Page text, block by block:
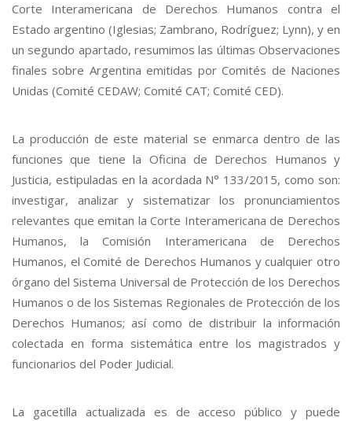
Corte Interamericana de Derechos Humanos contra el
Estado argentino (Iglesias; Zambrano, Rodríguez; Lynn), y en
un segundo apartado, resumimos las últimas Observaciones
finales sobre Argentina emitidas por Comités de Naciones
Unidas (Comité CEDAW; Comité CAT; Comité CED).
La producción de este material se enmarca dentro de las
funciones que tiene la Oficina de Derechos Humanos y
Justicia, estipuladas en la acordada N° 133/2015, como son:
investigar, analizar y sistematizar los pronunciamientos
relevantes que emitan la Corte Interamericana de Derechos
Humanos, la Comisión Interamericana de Derechos
Humanos, el Comité de Derechos Humanos y cualquier otro
órgano del Sistema Universal de Protección de los Derechos
Humanos o de los Sistemas Regionales de Protección de los
Derechos Humanos; así como de distribuir la información
colectada en forma sistemática entre los magistrados y
funcionarios del Poder Judicial.
La gacetilla actualizada es de acceso público y puede